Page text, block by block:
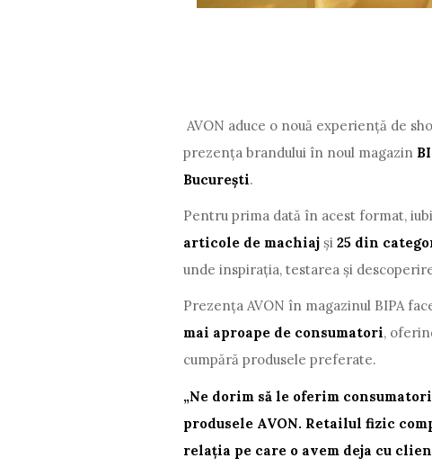
AVON aduce o nouă experiență de
prezența brandului în noul magazin
București.
Pentru prima dată în acest format,
articole de machiaj și25 din
unde inspirația, testarea și
Prezența AVON în magazinul BIPA
mai aproape de consumatori,
cumpără produsele preferate.
„Ne dorim să le oferim
produsele AVON. Retailul fizic
relația pe care o avem deja cu